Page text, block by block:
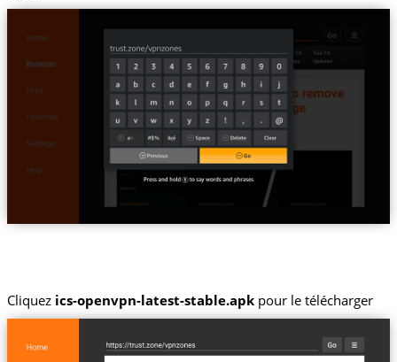
Cliquez ics-openvpn-latest-stable.apkpour le télécharger